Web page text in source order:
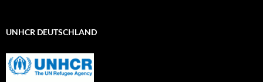
UNHCR DEUTSCHLAND